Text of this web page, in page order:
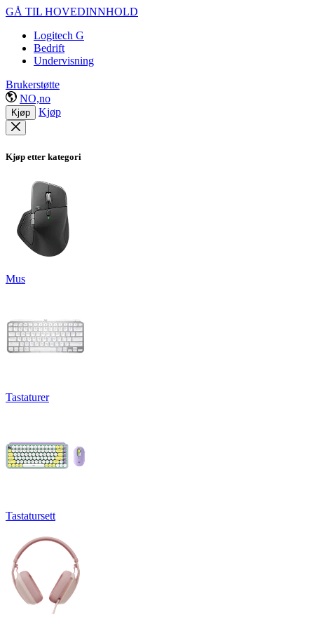
GÅ TIL HOVEDINNHOLD
Logitech G
Bedrift
Undervisning
Brukerstøtte
NO,no
Kjøp Kjøp
Kjøp etter kategori
Mus
Tastaturer
Tastatursett